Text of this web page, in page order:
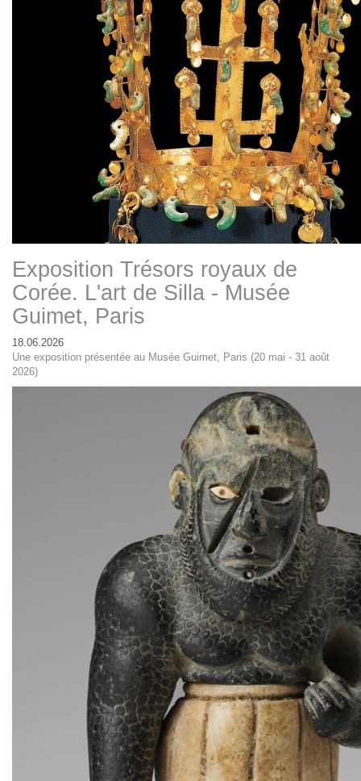
Exposition Trésors royaux de
Corée. L'art de Silla - Musée
Guimet, Paris
18.06.2026
Une exposition présentée au Musée Guimet, Paris (20 mai - 31 août
2026)